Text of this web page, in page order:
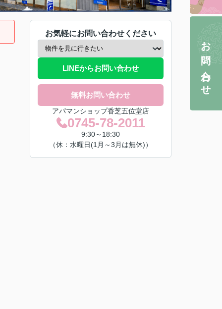
お気軽にお問い合わせください
LINEからお問い合わせ
無料お問い合わせ
アパマンショップ香芝五位堂店
0745-78-2011
9:30～18:30
（休：水曜日(1月～3月は無休)）
お問い合わせ